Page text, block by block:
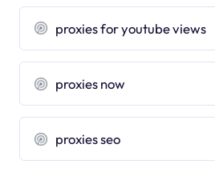
proxies for youtube views
proxies now
proxies seo